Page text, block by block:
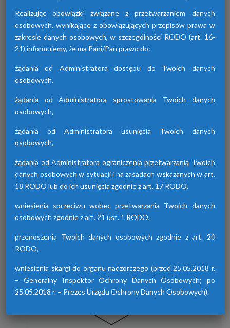
Osuszacze hybrydowe z serii HDB
osuszacza ziębniczego i adsorpcyjnego,
wyróżniają się niskimi kosztami eksploatacji,
możliwością wyboru trybu pracy lato/zima
Realizując obowiązki związane z przetwarzaniem danych
osobowych, wynikające z obowiązujących przepisów prawa w
zakresie danych osobowych, w szczególności RODO (art. 16-
21) informujemy, że ma Pani/Pan prawo do:
żądania od Administratora dostępu do Twoich danych
osobowych,
żądania od Administratora sprostowania Twoich danych
osobowych,
żądania od Administratora usunięcia Twoich danych
osobowych,
żądania od Administratora ograniczenia przetwarzania Twoich
danych osobowych w sytuacji i na zasadach wskazanych w art.
18 RODO lub do ich usunięcia zgodnie z art. 17 RODO,
wniesienia sprzeciwu wobec przetwarzania Twoich danych
osobowych zgodnie z art. 21 ust. 1 RODO,
przenoszenia Twoich danych osobowych zgodnie z art. 20
RODO,
wniesienia skargi do organu nadzorczego (przed 25.05.2018 r.
– Generalny Inspektor Ochrony Danych Osobowych; po
25.05.2018 r. – Prezes Urzędu Ochrony Danych Osobowych).